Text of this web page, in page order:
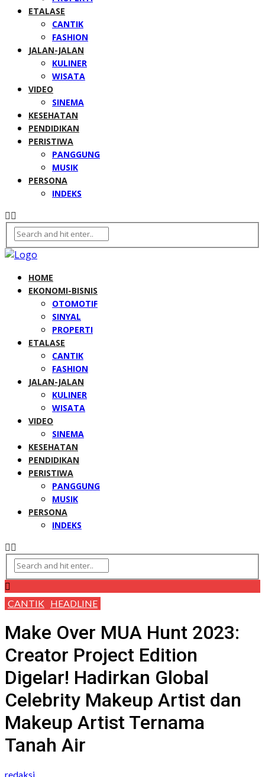
ETALASE
CANTIK
FASHION
JALAN-JALAN
KULINER
WISATA
VIDEO
SINEMA
KESEHATAN
PENDIDIKAN
PERISTIWA
PANGGUNG
MUSIK
PERSONA
INDEKS
HOME
EKONOMI-BISNIS
OTOMOTIF
SINYAL
PROPERTI
ETALASE
CANTIK
FASHION
JALAN-JALAN
KULINER
WISATA
VIDEO
SINEMA
KESEHATAN
PENDIDIKAN
PERISTIWA
PANGGUNG
MUSIK
PERSONA
INDEKS
CANTIK HEADLINE
Make Over MUA Hunt 2023:
Creator Project Edition
Digelar! Hadirkan Global
Celebrity Makeup Artist dan
Makeup Artist Ternama
Tanah Air
redaksi